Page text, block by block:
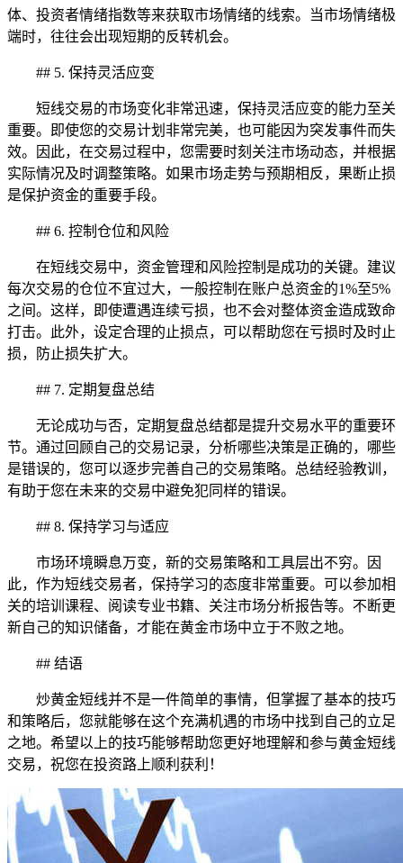
体、投资者情绪指数等来获取市场情绪的线索。当市场情绪极
端时，往往会出现短期的反转机会。
## 5. 保持灵活应变
短线交易的市场变化非常迅速，保持灵活应变的能力至关
重要。即使您的交易计划非常完美，也可能因为突发事件而失
效。因此，在交易过程中，您需要时刻关注市场动态，并根据
实际情况及时调整策略。如果市场走势与预期相反，果断止损
是保护资金的重要手段。
## 6. 控制仓位和风险
在短线交易中，资金管理和风险控制是成功的关键。建议
每次交易的仓位不宜过大，一般控制在账户总资金的1%至5%
之间。这样，即使遭遇连续亏损，也不会对整体资金造成致命
打击。此外，设定合理的止损点，可以帮助您在亏损时及时止
损，防止损失扩大。
## 7. 定期复盘总结
无论成功与否，定期复盘总结都是提升交易水平的重要环
节。通过回顾自己的交易记录，分析哪些决策是正确的，哪些
是错误的，您可以逐步完善自己的交易策略。总结经验教训，
有助于您在未来的交易中避免犯同样的错误。
## 8. 保持学习与适应
市场环境瞬息万变，新的交易策略和工具层出不穷。因
此，作为短线交易者，保持学习的态度非常重要。可以参加相
关的培训课程、阅读专业书籍、关注市场分析报告等。不断更
新自己的知识储备，才能在黄金市场中立于不败之地。
## 结语
炒黄金短线并不是一件简单的事情，但掌握了基本的技巧
和策略后，您就能够在这个充满机遇的市场中找到自己的立足
之地。希望以上的技巧能够帮助您更好地理解和参与黄金短线
交易，祝您在投资路上顺利获利！